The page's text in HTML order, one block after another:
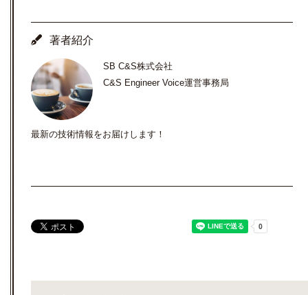
著者紹介
SB C&S株式会社
C&S Engineer Voice運営事務局
最新の技術情報をお届けします！